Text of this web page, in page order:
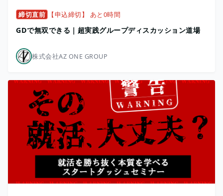
締切直前 【申込締切】 あと0時間
GDで無双できる｜超実践グループディスカッション道場
株式会社AZ ONE GROUP